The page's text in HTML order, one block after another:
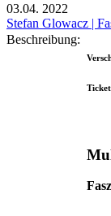
03.04. 2022
Stefan Glowacz |
Beschreibung: